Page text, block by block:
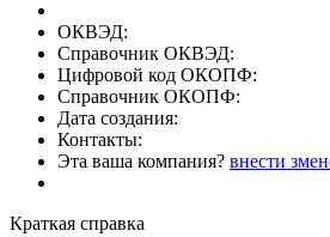
ОКВЭД:
Справочник ОКВЭД:
Цифровой код ОКОПФ:
Справочник ОКОПФ:
Дата создания:
Контакты:
Эта ваша компания? внести
Краткая справка